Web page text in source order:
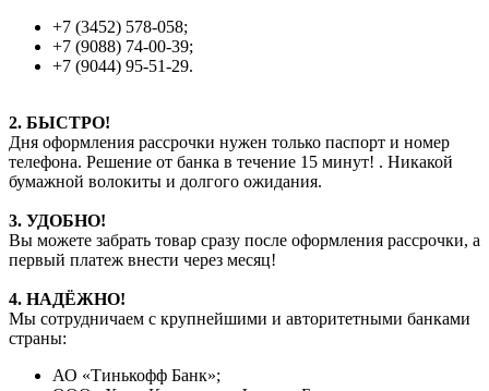
+7 (3452) 578-058;
+7 (9088) 74-00-39;
+7 (9044) 95-51-29.
2. БЫСТРО!
Дня оформления рассрочки нужен только паспорт и номер
телефона. Решение от банка в течение 15 минут! . Никакой
бумажной волокиты и долгого ожидания.
3. УДОБНО!
Вы можете забрать товар сразу после оформления рассрочки, а
первый платеж внести через месяц!
4. НАДЁЖНО!
Мы сотрудничаем с крупнейшими и авторитетными банками
страны:
АО «Тинькофф Банк»;